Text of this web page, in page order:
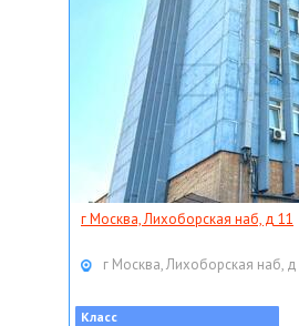
г Москва, Лихоборская наб, д 11
г Москва, Лихоборская наб,
Класс